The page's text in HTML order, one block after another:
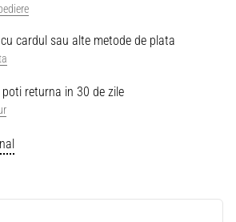
cardul sau alte metode de plata
poti returna in 30 de zile